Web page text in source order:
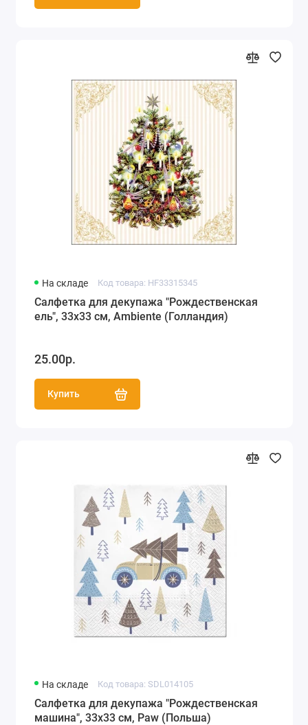
На складе Код товара: HF33315345
Салфетка для декупажа "Рождественская
ель", 33х33 см, Ambiente (Голландия)
25.00р.
Купить
На складе Код товара: SDL014105
Салфетка для декупажа "Рождественская
машина", 33х33 см, Paw (Польша)